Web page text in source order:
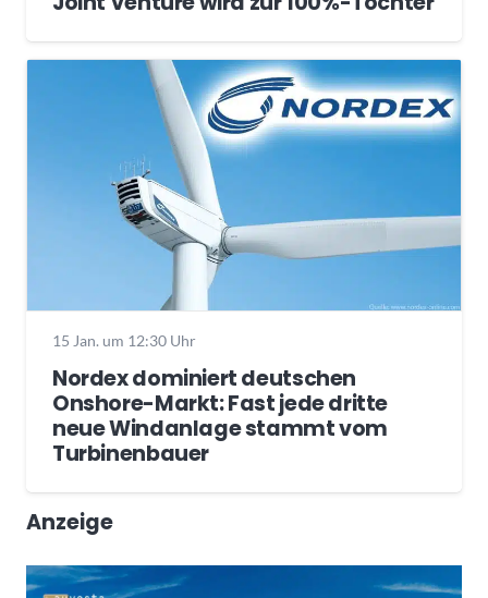
15 Jan. um 12:30 Uhr
Nordex dominiert deutschen
Onshore-Markt: Fast jede dritte
neue Windanlage stammt vom
Turbinenbauer
Anzeige